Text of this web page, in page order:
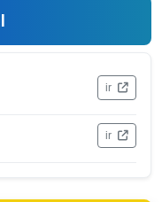
ir
ir